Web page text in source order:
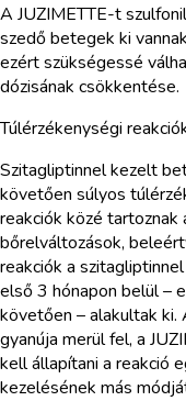
A JUZIMETTE-t
szedő betegek ki
ezért szükségessé
dózisának csökkentése.
Túlérzékenységi
Szitagliptinnel kezelt
követően súlyos
reakciók közé tartoznak
bőrelváltozások,
reakciók a
első 3 hónapon belül –
követően – alakultak ki.
gyanúja merül fel, a
kell állapítani a reakció
kezelésének más